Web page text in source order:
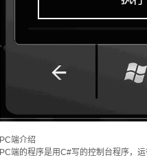
PC端介绍
PC端的程序是用C#写的控制台程序，